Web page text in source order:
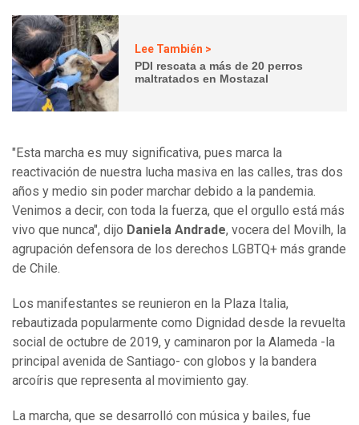
Lee También >
PDI rescata a más de 20 perros
maltratados en Mostazal
"Esta marcha es muy significativa, pues marca la
reactivación de nuestra lucha masiva en las calles, tras dos
años y medio sin poder marchar debido a la pandemia.
Venimos a decir, con toda la fuerza, que el orgullo está más
vivo que nunca", dijo Daniela Andrade, vocera del Movilh, la
agrupación defensora de los derechos LGBTQ+ más grande
de Chile.
Los manifestantes se reunieron en la Plaza Italia,
rebautizada popularmente como Dignidad desde la revuelta
social de octubre de 2019, y caminaron por la Alameda -la
principal avenida de Santiago- con globos y la bandera
arcoíris que representa al movimiento gay.
La marcha, que se desarrolló con música y bailes, fue